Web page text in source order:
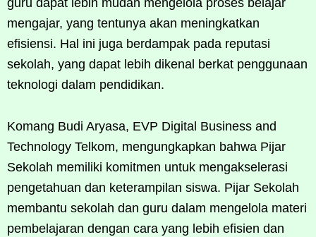
guru dapat lebih mudah mengelola proses belajar
mengajar, yang tentunya akan meningkatkan
efisiensi. Hal ini juga berdampak pada reputasi
sekolah, yang dapat lebih dikenal berkat penggunaan
teknologi dalam pendidikan.
Komang Budi Aryasa, EVP Digital Business and
Technology Telkom, mengungkapkan bahwa Pijar
Sekolah memiliki komitmen untuk mengakselerasi
pengetahuan dan keterampilan siswa. Pijar Sekolah
membantu sekolah dan guru dalam mengelola materi
pembelajaran dengan cara yang lebih efisien dan